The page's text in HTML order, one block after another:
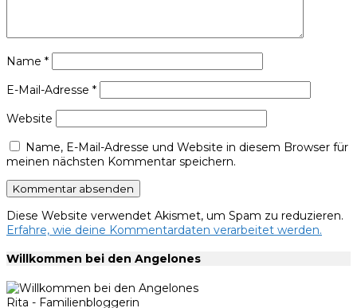
Name *
E-Mail-Adresse *
Website
Name, E-Mail-Adresse und Website in diesem Browser für
meinen nächsten Kommentar speichern.
Diese Website verwendet Akismet, um Spam zu reduzieren.
Erfahre, wie deine Kommentardaten verarbeitet werden.
Willkommen bei den Angelones
Rita - Familienbloggerin